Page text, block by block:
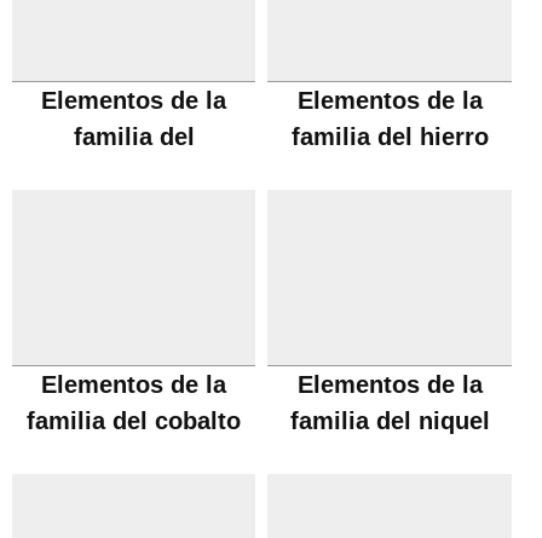
Elementos de la
familia del
Elementos de la
familia del hierro
Elementos de la
familia del cobalto
Elementos de la
familia del niquel